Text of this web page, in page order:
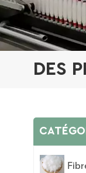
DES